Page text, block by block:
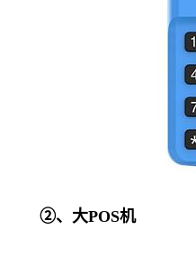
②、大POS机